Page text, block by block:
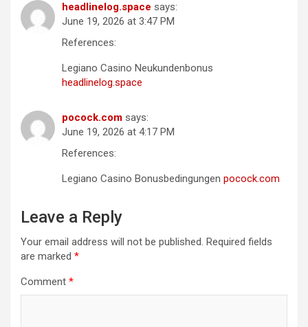
headlinelog.space says:
June 19, 2026 at 3:47 PM
References:
Legiano Casino Neukundenbonus
headlinelog.space
pocock.com says:
June 19, 2026 at 4:17 PM
References:
Legiano Casino Bonusbedingungen pocock.com
Leave a Reply
Your email address will not be published. Required fields
are marked *
Comment *